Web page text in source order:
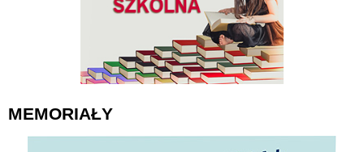
MEMORIAŁY